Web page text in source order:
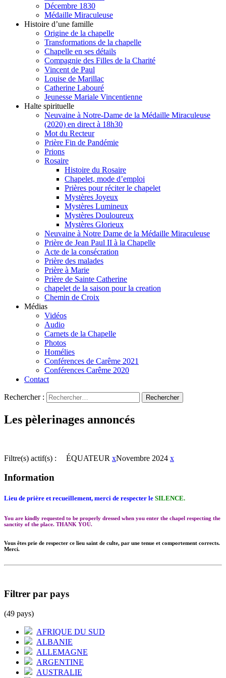
Décembre 1830
Médaille Miraculeuse
Histoire d’une famille
Origine de la chapelle
Transformations de la chapelle
Chapelle en ses détails
Compagnie des Filles de la Charité
Vincent de Paul
Louise de Marillac
Catherine Labouré
Jeunesse Mariale Vincentienne
Halte spirituelle
Neuvaine à Notre-Dame de la Médaille Miraculeuse
(2020) en direct à 18h30
Mot du Recteur
Prière Fin de Pandémie
Prions
Rosaire
Histoire du Rosaire
Chapelet, mode d’emploi
Prières pour réciter le chapelet
Mystères Joyeux
Mystères Lumineux
Mystères Douloureux
Mystères Glorieux
Neuvaine à Notre Dame de la Médaille Miraculeuse
Prière de Jean Paul II à la Chapelle
Acte de la consécration
Prière des malades
Prière à Marie
Prière de Sainte Catherine
chapelet de la saison pour la creation
Chemin de Croix
Médias
Vidéos
Audio
Carnets de la Chapelle
Photos
Homélies
Conférences de Carême 2021
Conférences Carême 2020
Contact
Rechercher :
Les pèlerinages annoncés
Filtre(s) actif(s) : ÉQUATEUR xNovembre 2024 x
Information
Lieu de prière et recueillement, merci de respecter le SILENCE.
You are kindly requested to be properly dressed when you enter the chapel respecting the
sanctity of the place. THANK YOU.
Vous êtes prie de respecter ce lieu saint de culte, par une tenue et comportement corrects.
Merci.
Filtrer par pays
(49 pays)
AFRIQUE DU SUD
ALBANIE
ALLEMAGNE
ARGENTINE
AUSTRALIE